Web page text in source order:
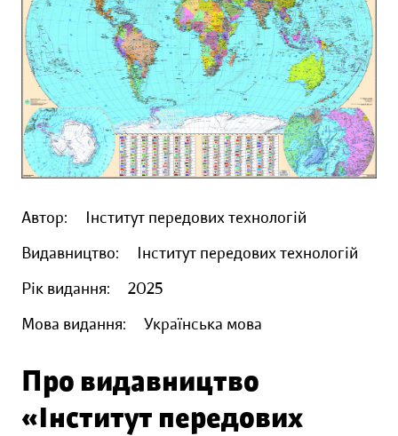
Автор:
Інститут передових технологій
Видавництво:
Інститут передових технологій
Рік видання:
2025
Мова видання:
Українська мова
Про видавництво
«Інститут передових